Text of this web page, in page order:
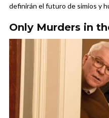
definirán el futuro de simios y
Only Murders in